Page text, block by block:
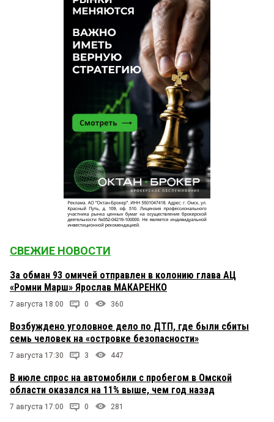
СВЕЖИЕ НОВОСТИ
За обман 93 омичей отправлен в колонию глава АЦ
«Ромни Марш» Ярослав МАКАРЕНКО
7 августа 18:00 0 360
Возбуждено уголовное дело по ДТП, где были сбиты
семь человек на «островке безопасности»
7 августа 17:30 3 447
В июле спрос на автомобили с пробегом в Омской
области оказался на 11% выше, чем год назад
7 августа 17:00 0 281